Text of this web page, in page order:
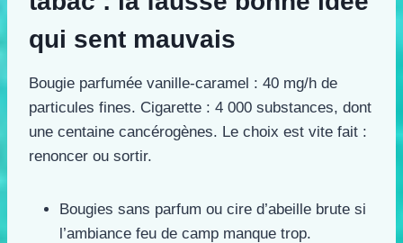
qui sent mauvais
Bougie parfumée vanille-caramel : 40 mg/h de
particules fines. Cigarette : 4 000 substances, dont
une centaine cancérogènes. Le choix est vite fait :
renoncer ou sortir.
Bougies sans parfum ou cire d’abeille brute si
l’ambiance feu de camp manque trop.